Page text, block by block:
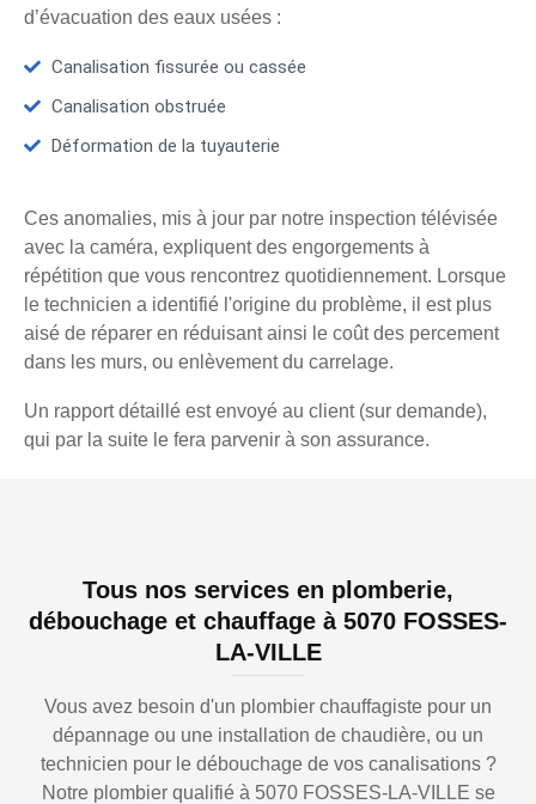
d’évacuation des eaux usées :
Canalisation fissurée ou cassée
Canalisation obstruée
Déformation de la tuyauterie
Ces anomalies, mis à jour par notre inspection télévisée
avec la caméra, expliquent des engorgements à
répétition que vous rencontrez quotidiennement. Lorsque
le technicien a identifié l'origine du problème, il est plus
aisé de réparer en réduisant ainsi le coût des percement
dans les murs, ou enlèvement du carrelage.
Un rapport détaillé est envoyé au client (sur demande),
qui par la suite le fera parvenir à son assurance.
Tous nos services en plomberie,
débouchage et chauffage à 5070 FOSSES-
LA-VILLE
Vous avez besoin d'un plombier chauffagiste pour un
dépannage ou une installation de chaudière, ou un
technicien pour le débouchage de vos canalisations ?
Notre plombier qualifié à 5070 FOSSES-LA-VILLE se